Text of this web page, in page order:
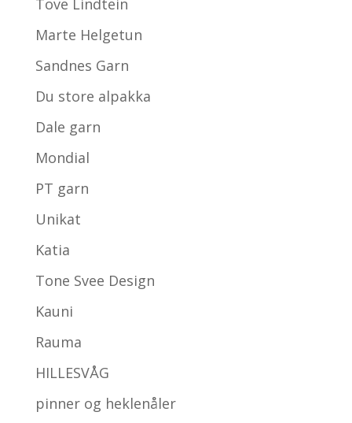
Marte Helgetun
Sandnes Garn
Du store alpakka
Dale garn
Mondial
PT garn
Unikat
Katia
Tone Svee Design
Kauni
Rauma
HILLESVÅG
pinner og heklenåler